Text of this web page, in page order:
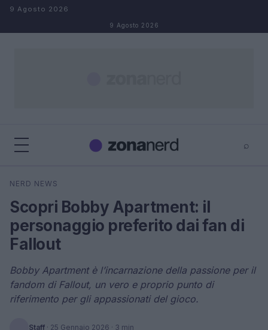
Salta al contenuto
9 Agosto 2026
9 Agosto 2026
⌕
Cerca
NERD NEWS
Scopri Bobby Apartment: il
personaggio preferito dai fan di
Fallout
Bobby Apartment è l’incarnazione della passione per il
fandom di Fallout, un vero e proprio punto di
riferimento per gli appassionati del gioco.
Staff · 25 Gennaio 2026 · 3 min